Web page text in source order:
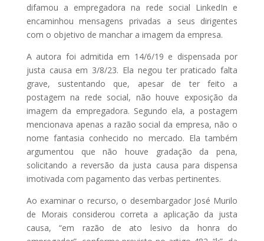
difamou a empregadora na rede social LinkedIn e
encaminhou mensagens privadas a seus dirigentes
com o objetivo de manchar a imagem da empresa.
A autora foi admitida em 14/6/19 e dispensada por
justa causa em 3/8/23. Ela negou ter praticado falta
grave, sustentando que, apesar de ter feito a
postagem na rede social, não houve exposição da
imagem da empregadora. Segundo ela, a postagem
mencionava apenas a razão social da empresa, não o
nome fantasia conhecido no mercado. Ela também
argumentou que não houve gradação da pena,
solicitando a reversão da justa causa para dispensa
imotivada com pagamento das verbas pertinentes.
Ao examinar o recurso, o desembargador José Murilo
de Morais considerou correta a aplicação da justa
causa, “em razão de ato lesivo da honra do